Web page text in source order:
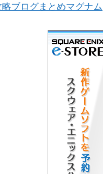
略ブログまとめマグナム